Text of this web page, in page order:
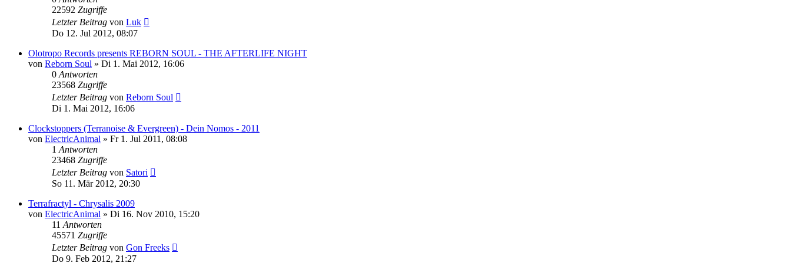
22592 Zugriffe
Letzter Beitrag von Luk
Do 12. Jul 2012, 08:07
Olotropo Records presents REBORN SOUL - THE AFTERLIFE NIGHT
von Reborn Soul » Di 1. Mai 2012, 16:06
0 Antworten
23568 Zugriffe
Letzter Beitrag von Reborn Soul
Di 1. Mai 2012, 16:06
Clockstoppers (Terranoise & Evergreen) - Dein Nomos - 2011
von ElectricAnimal » Fr 1. Jul 2011, 08:08
1 Antworten
23468 Zugriffe
Letzter Beitrag von Satori
So 11. Mär 2012, 20:30
Terrafractyl - Chrysalis 2009
von ElectricAnimal » Di 16. Nov 2010, 15:20
11 Antworten
45571 Zugriffe
Letzter Beitrag von Gon Freeks
Do 9. Feb 2012, 21:27